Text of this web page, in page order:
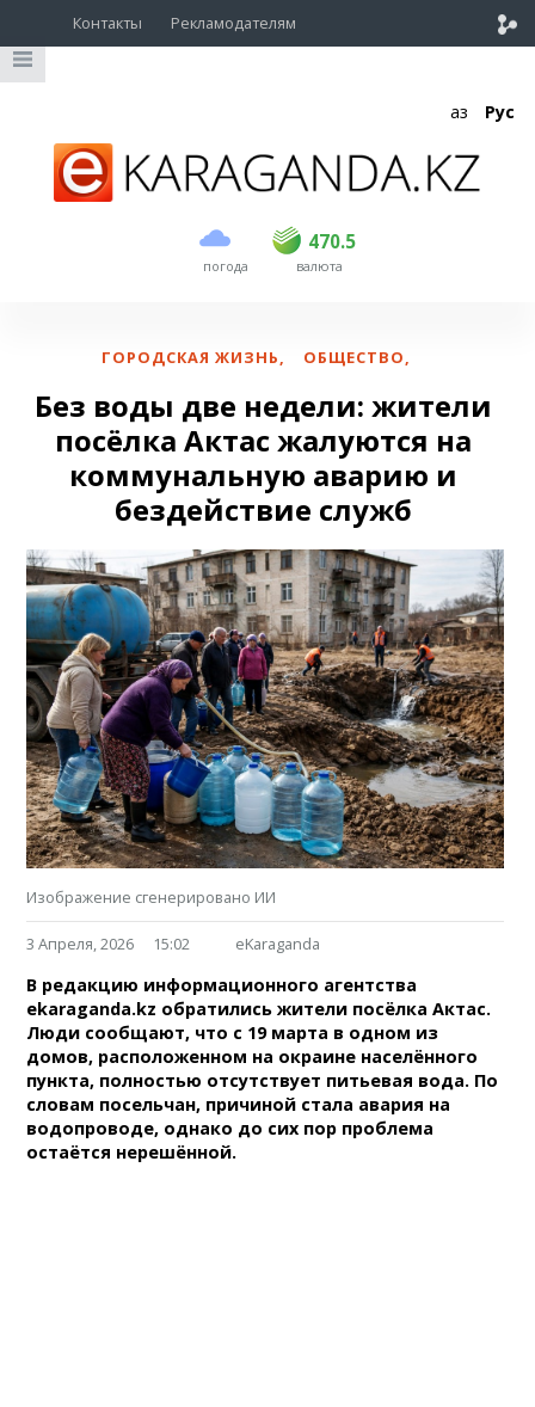
Контакты Рекламодателям
Қаз Рус
погода
470.5
USD 468.5 470.5
EUR валюта
ГОРОДСКАЯ ЖИЗНЬ, ОБЩЕСТВО,
Без воды две недели: жители
посёлка Актас жалуются на
коммунальную аварию и
бездействие служб
Изображение сгенерировано ИИ
3 Апреля, 2026 15:02 eKaraganda
В редакцию информационного агентства
ekaraganda.kz обратились жители посёлка Актас.
Люди сообщают, что с 19 марта в одном из
домов, расположенном на окраине населённого
пункта, полностью отсутствует питьевая вода. По
словам посельчан, причиной стала авария на
водопроводе, однако до сих пор проблема
остаётся нерешённой.